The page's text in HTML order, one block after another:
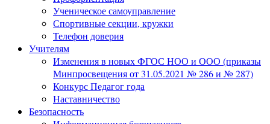
Ученическое самоуправление
Спортивные секции, кружки
Телефон доверия
Учителям
Изменения в новых ФГОС НОО и ООО (приказы
Минпросвещения от 31.05.2021 № 286 и № 287)
Конкурс Педагог года
Наставничество
Безопасность